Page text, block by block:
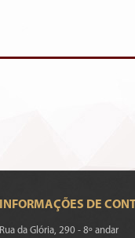
INFORMAÇÕES DE
Rua da Glória, 290 - 8º andar